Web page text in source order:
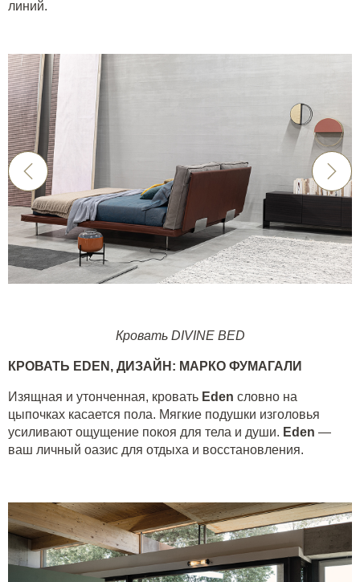
линий.
Кровать DIVINE BED
КРОВАТЬ EDEN , ДИЗАЙН: МАРКО ФУМАГАЛИ
Изящная и утонченная, кровать Eden словно на
цыпочках касается пола. Мягкие подушки изголовья
усиливают ощущение покоя для тела и души. Eden —
ваш личный оазис для отдыха и восстановления.